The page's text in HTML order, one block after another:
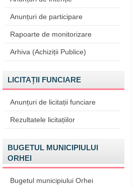
Anunțuri de participare
Rapoarte de monitorizare
Arhiva (Achiziții Publice)
LICITAȚII FUNCIARE
Anunțuri de licitații funciare
Rezultatele licitațiilor
BUGETUL MUNICIPIULUI
ORHEI
Bugetul municipiului Orhei